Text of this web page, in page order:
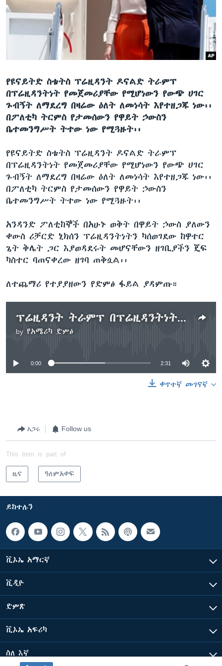
ቋንቋዎች
የዩናይትድ ስቴትስ ፕሬዚዳንት ዶናልድ ትራምፕ
በፕሬዚዳንትነት የመጀመሪያቸው የሚሆነውን የውጭ ሀገር
ጉብኝት ለማደረግ በዛሬው ዕለት ለመነሳት እየተዘጋጁ ነው፡፡
በፖለቲካ ትርምስ የታመሰውን የዋይት ኃውስን
ቤተመንግሥት ትተው ነው የሚጓዙት፡፡
የዩናይትድ ስቴትስ ፕሬዚዳንት ዶናልድ ትራምፕ
በፕሬዚዳንትነት የመጀመሪያቸው የሚሆነውን የውጭ ሀገር
ጉብኝት ለማደረግ በዛሬው ዕለት ለመነሳት እየተዘጋጁ ነው፡፡
በፖለቲካ ትርምስ የታመሰውን የዋይት ኃውስን
ቤተመንግሥት ትተው ነው የሚጓዙት፡፡
አንዳንድ ፖለቲከኞች በአሁኑ ወቅት በዋይት ኃውስ ያለውን
ቀውስ ሪቻርድ ኒክሰን ፕሬዚዳንትነትን ካሰወገደው ከዋተር
ጌት ቅሌት ጋር እያወዳደሩት መሆናቸውን ዘገቢያችን ጄፍ
ካስተር ባጠናቀረው ዘገባ ጠቅሷል፡፡
ለተጨማሪ የተያያዘውን የድምፅ ፋይል ያዳምጡ።
ፕሬዚዳንት ትራምፕ በፕሬዚዳንትነት የመጀመሪያቸውን የውጭ ሀገር ጉብኝት ሊያደርጉ ነው
by የአሜሪካ ድምፅ
No media source currently available
0:00 2:31
ቀጥተኛ መገናኛ
አጋሩ Follow us
This item is part of
ዜና ዓለምአቀፍ
ይከተሉን
ቪኦኤ አማርኛ
ቪዲዮ
ድምጽ
ቪኦኤ አፍሪካ
ስለ እኛ